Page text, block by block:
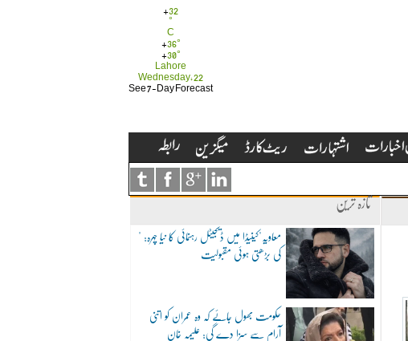
+32
°
C
+36°
+30°
Lahore
Wednesday, 22
See 7-Day Forecast
تازہ ترین
"معاویہ"کینیڈا میں ڈیجیٹل رہنمائی کا نیا چہرہ:
کی بڑھتی ہوئی مقبولیت
حکومت بھول جائے کہ وہ عمران کو اتنی
آرام سے سزا دے گی: علیمہ خان